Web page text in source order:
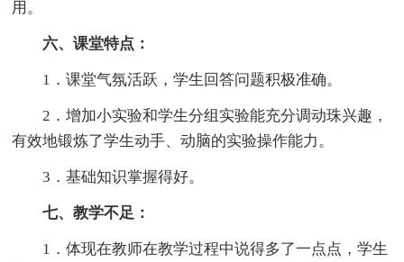
用。
六、课堂特点：
1．课堂气氛活跃，学生回答问题积极准确。
2．增加小实验和学生分组实验能充分调动珠兴趣，
有效地锻炼了学生动手、动脑的实验操作能力。
3．基础知识掌握得好。
七、教学不足：
1．体现在教师在教学过程中说得多了一点点，学生